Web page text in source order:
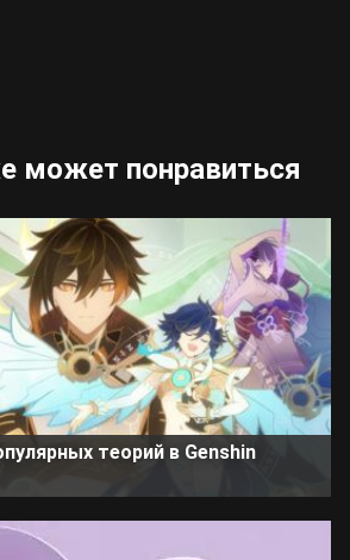
может понравиться
теорий в Genshin